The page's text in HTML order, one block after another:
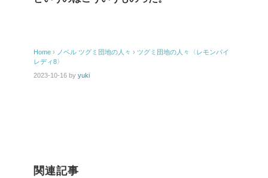
Home › ノベル ツグミ団地の人々 › ツグミ団地の人々〈レモンパイ
レディ8〉
2023-10-16 by yuki
関連記事